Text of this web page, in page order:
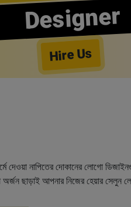
Designer
Hire Us
দেওয়া নাপিতের দোকানের লোগো
ছাড়াই আপনার নিজের হেয়ার সেলুন